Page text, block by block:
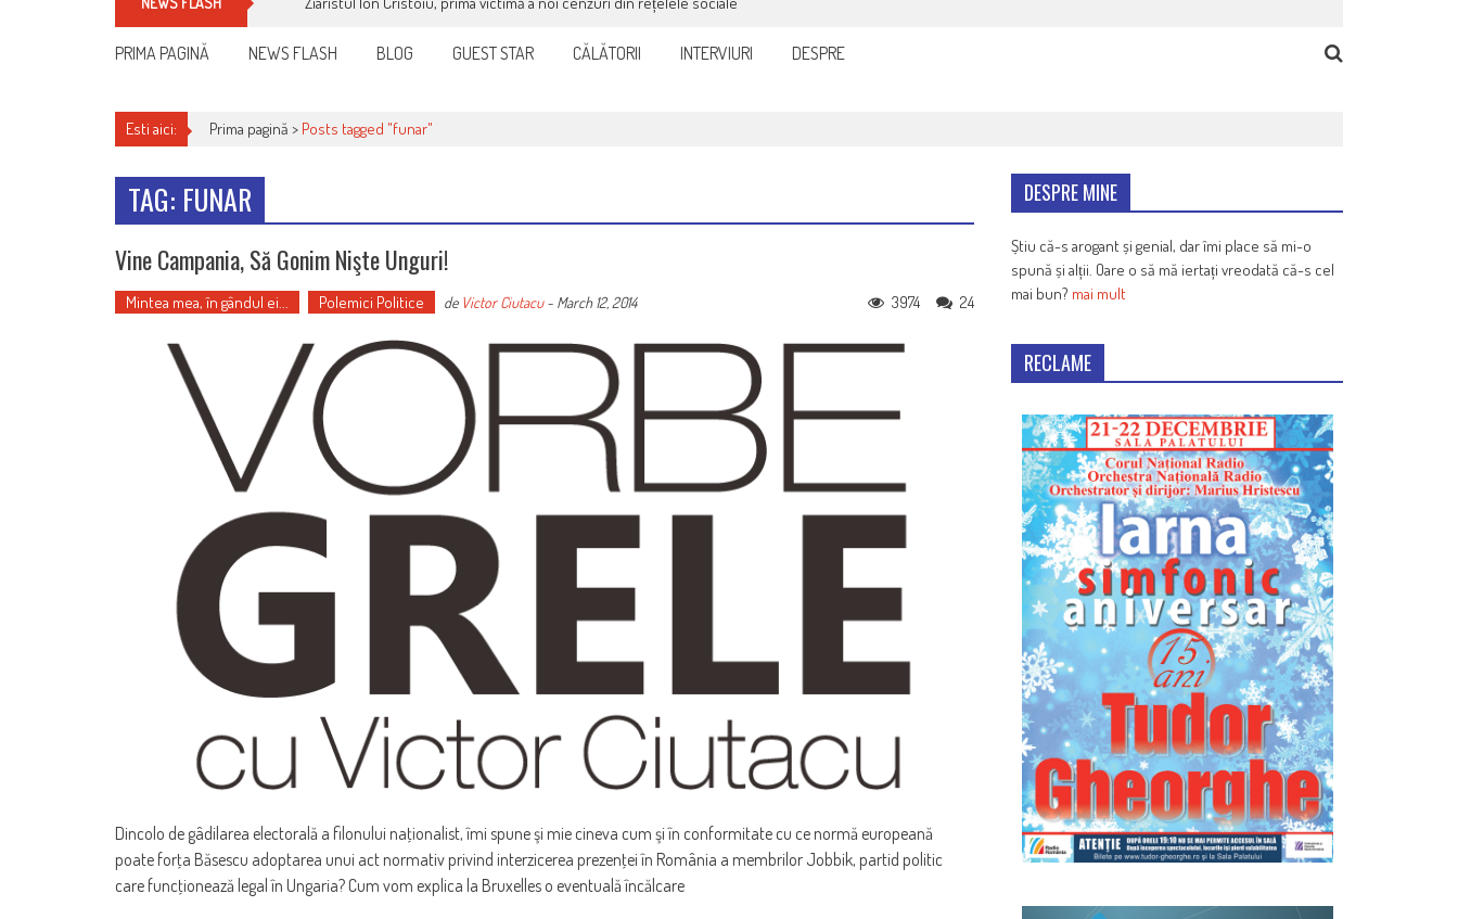
PRIMA PAGINĂ NEWS FLASH BLOG GUEST STAR CĂLĂTORII INTERVIURI DESPRE
Esti aici: Prima pagină > Posts tagged "funar"
TAG: FUNAR
Vine Campania, Să Gonim Nişte Unguri!
Mintea mea, în gândul ei... Polemici Politice de Victor Ciutacu- March 12, 2014 24
3974
Dincolo de gâdilarea electorală a filonului naţionalist, îmi spune şi mie cineva cum şi în conformitate cu ce normă europeană
poate forţa Băsescu adoptarea unui act normativ privind interzicerea prezenţei în România a membrilor Jobbik, partid politic
care funcţionează legal în Ungaria? Cum vom explica la Bruxelles o eventuală încălcare
DESPRE MINE
Știu că-s arogant și genial, dar îmi place să mi-o
spună și alții. Oare o să mă iertați vreodată că-s cel
mai bun? mai mult
RECLAME